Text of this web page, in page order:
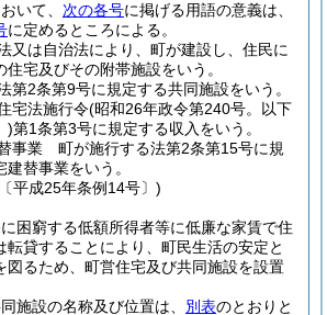
いて、 次の各号に掲げる用語の意義は、
に定めるところによる。
は自治法により、町が建設し、住民に
宅及びその附帯施設をいう。
2条第9号に規定する共同施設をいう。
宅法施行令(昭和26年政令第240号。以下
)第1条第3号に規定する収入をいう。
事業 町が施行する法第2条第15号に規
替事業をいう。
平成25年条例14号〕)
困窮する低額所得者等に低廉な家賃で住
転貸することにより、町民生活の安定と
図るため、町営住宅及び共同施設を設置
施設の名称及び位置は、 別表のとおりと